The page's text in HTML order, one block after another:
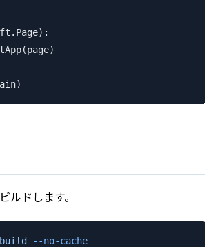
ルドします。
--no-cache